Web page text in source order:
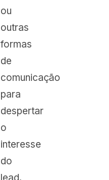
ou
outras
formas
de
comunicação
para
despertar
o
interesse
do
lead.